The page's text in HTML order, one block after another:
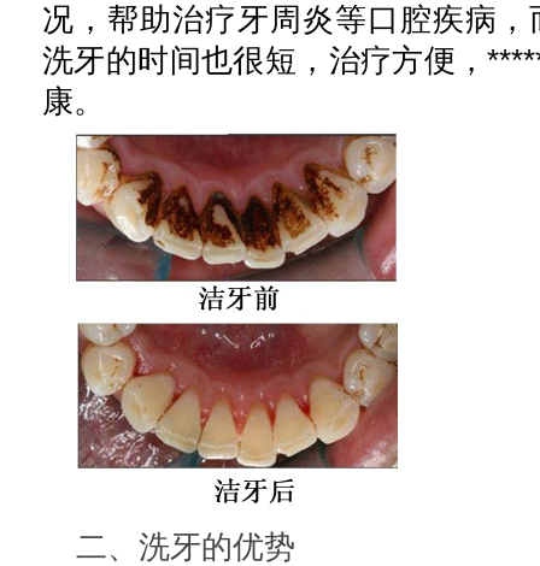
况，帮助治疗牙周炎等口腔疾病
洗牙的时间也很短，治疗方便，
康。
二、洗牙的优势